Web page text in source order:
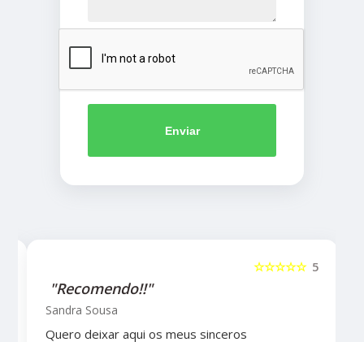
Enviar
5
☆☆☆☆☆
"Recomendo!!"
Sandra Sousa
Quero deixar aqui os meus sinceros